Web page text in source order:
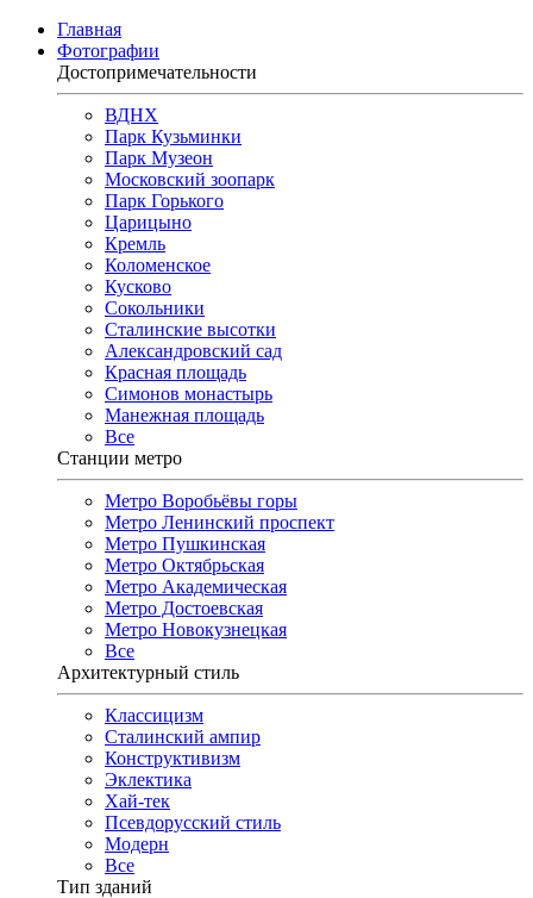
Главная
Фотографии
Достопримечательности
ВДНХ
Парк Кузьминки
Парк Музеон
Московский зоопарк
Парк Горького
Царицыно
Кремль
Коломенское
Кусково
Сокольники
Сталинские высотки
Александровский сад
Красная площадь
Симонов монастырь
Манежная площадь
Все
Станции метро
Метро Воробьёвы горы
Метро Ленинский проспект
Метро Пушкинская
Метро Октябрьская
Метро Академическая
Метро Достоевская
Метро Новокузнецкая
Все
Архитектурный стиль
Классицизм
Сталинский ампир
Конструктивизм
Эклектика
Хай-тек
Псевдорусский стиль
Модерн
Все
Тип зданий